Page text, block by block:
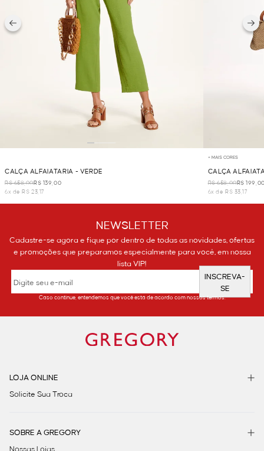
CALÇA ALFAIATARIA - VERDE
R$ 658,00R$ 139,00
6x de R$ 23,17
+ MAIS CORES
CALÇA
R$ 658,00R$
6x de R$ 33,17
NEWSLETTER
Cadastre-se agora e fique por dentro de todas as novidades, ofertas
e promoções que preparamos especialmente para você, em nossa
lista VIP!
INSCREVA-
SE
Caso continue, entendemos que você está de acordo com nossos termos.
LOJA ONLINE
Solicite Sua Troca
SOBRE A GREGORY